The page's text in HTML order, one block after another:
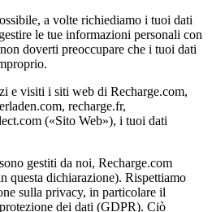
a volte richiediamo i tuoi dati
le tue informazioni personali con
doverti preoccupare che i tuoi dati
e visiti i siti web di Recharge.com,
recharge.fr,
(«Sito Web»), i tuoi dati
gestiti da noi, Recharge.com
questa dichiarazione). Rispettiamo
sulla privacy, in particolare il
dei dati (GDPR). Ciò